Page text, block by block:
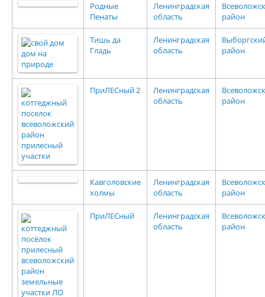
Родные
Пенаты
Ленинградская
область
район
Тишь да
Гладь
Ленинградская
область
район
ПриЛЕСный 2
Ленинградская
область
район
Кавголовские
холмы
Ленинградская
область
район
ПриЛЕСный
Ленинградская
область
район